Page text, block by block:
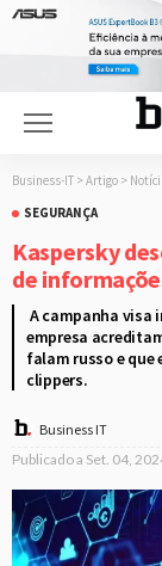
Business-IT > Artigo >
SEGURANÇA
Kaspersky
de
A campanha visa
empresa
falam russo e que
clippers.
Business IT
Publicado a Set. 04,